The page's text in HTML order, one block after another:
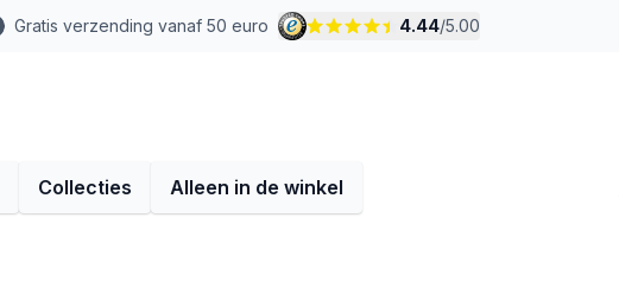
Gratis verzending vanaf 50 euro 4.44/5.00
Collecties Alleen in de winkel